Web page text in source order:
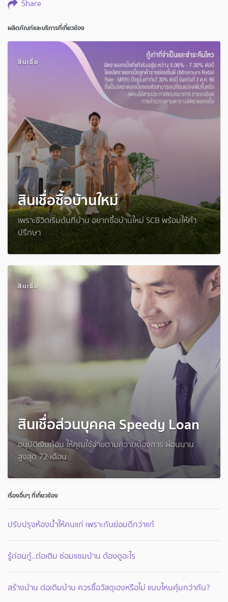
Share
ผลิตภัณฑ์และบริการที่เกี่ยวข้อง
สินเชื่อ
สินเชื่อซื้อบ้านใหม่
เพราะชีวิตเริ่มต้นที่บ้าน อยากซื้อบ้านใหม่ SCB พร้อมให้คำ
ปรึกษา
สินเชื่อ
สินเชื่อส่วนบุคคล Speedy Loan
อนุมัติเงินก้อน ให้คุณใช้จ่ายตามความต้องการ ผ่อนนาน
สูงสุด 72 เดือน
เรื่องอื่นๆ ที่เกี่ยวข้อง
ปรับปรุงห้องน้ำให้คนแก่ เพราะกันย่อมดีกว่าแก้
รู้ก่อนกู้..ต่อเติม ซ่อมแซมบ้าน ต้องดูอะไร
สร้างบ้าน ต่อเติมบ้าน ควรซื้อวัสดุเองหรือไม่ แบบไหนคุ้มกว่ากัน?